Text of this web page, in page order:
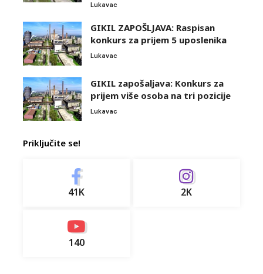
Lukavac
GIKIL ZAPOŠLJAVA: Raspisan
konkurs za prijem 5 uposlenika
Lukavac
GIKIL zapošaljava: Konkurs za
prijem više osoba na tri pozicije
Lukavac
Priključite se!
41K 2K
140